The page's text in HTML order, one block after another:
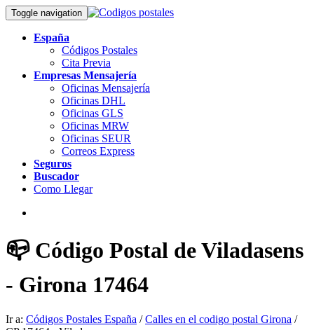
Toggle navigation
España
Códigos Postales
Cita Previa
Empresas Mensajería
Oficinas Mensajería
Oficinas DHL
Oficinas GLS
Oficinas MRW
Oficinas SEUR
Correos Express
Seguros
Buscador
Como Llegar
📪 Código Postal de Viladasens
- Girona 17464
Ir a: Códigos Postales España /Calles en el codigo postal Girona /